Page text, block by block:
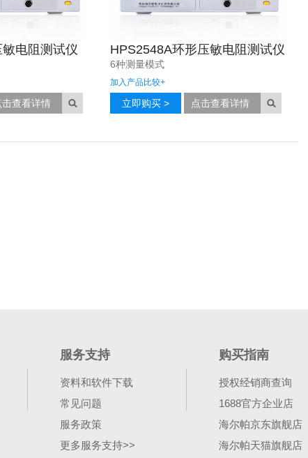
电阻测试仪
击查看详情
HPS2548A环形压敏电阻测试仪
6种测量模式
加入产品比较+
立即购买 > 点击查看详情
服务支持
资料和软件下载
常见问题
服务政策
更多服务支持>>
购买指南
授权经销商查询
1688官方企业店
海尔帕京东旗舰店
海尔帕天猫旗舰店